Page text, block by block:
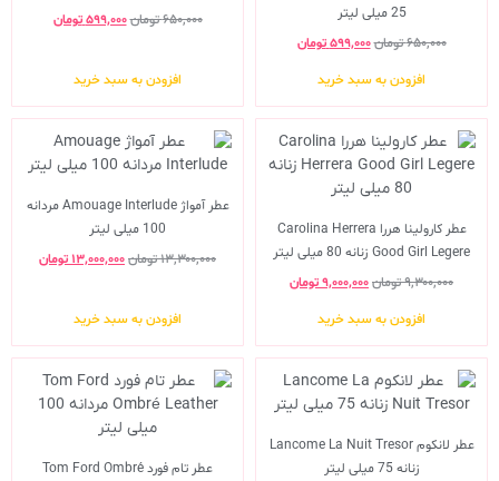
25 میلی لیتر
۶۵۰,۰۰۰تومان۵۹۹,۰۰۰ تومان
افزودن به سبد خرید
۶۵۰,۰۰۰تومان۵۹۹,۰۰۰ تومان
افزودن به سبد خرید
عطر کارولینا هررا Carolina Herrera
Good Girl Legere زنانه 80 میلی لیتر
۹,۳۰۰,۰۰۰تومان۹,۰۰۰,۰۰۰تومان
افزودن به سبد خرید
عطر آمواژ Amouage Interlude مردانه
100 میلی لیتر
۱۳,۳۰۰,۰۰۰تومان۱۳,۰۰۰,۰۰۰ تومان
افزودن به سبد خرید
عطر لانکوم Lancome La Nuit Tresor
زنانه 75 میلی لیتر
عطر تام فورد Tom Ford Ombré